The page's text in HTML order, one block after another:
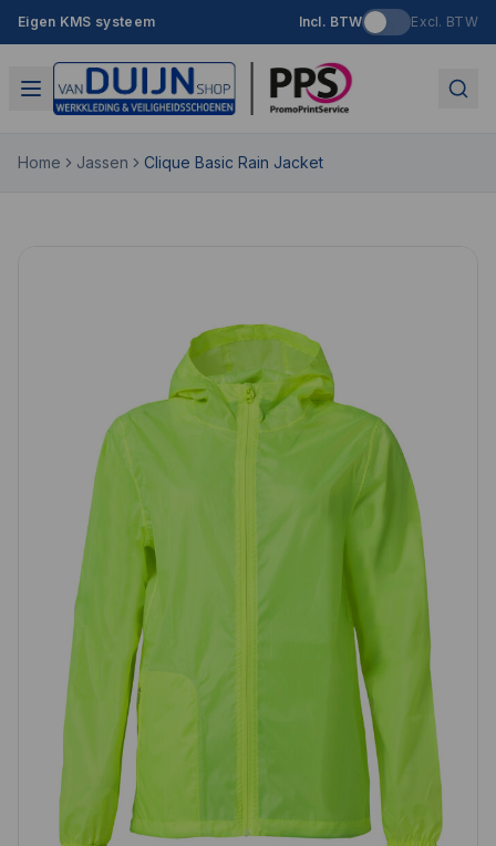
Eigen KMS systeem Incl. BTW Excl. BTW
Home Jassen Clique Basic Rain Jacket